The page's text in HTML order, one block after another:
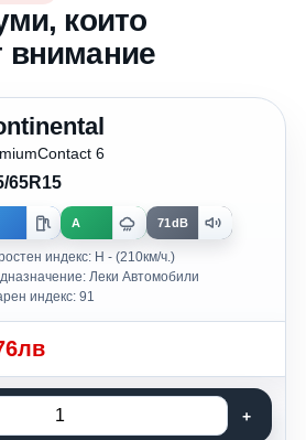
които
внимание
6
65R15
A 71dB
индекс: H - (210км/ч.)
Леки Автомобили
индекс: 91